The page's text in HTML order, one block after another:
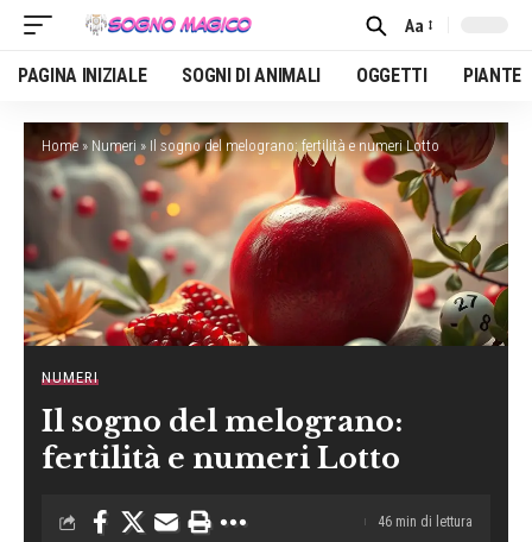
Font
Resizer
Aa
PAGINA INIZIALE SOGNI DI ANIMALI OGGETTI PIANTE
Home » Numeri» Il sogno del melograno: fertilità e numeri Lotto
NUMERI
Il sogno del melograno:
fertilità e numeri Lotto
46 min di lettura